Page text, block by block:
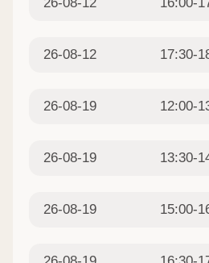
26-08-12 17:30-
26-08-19 12:00-
26-08-19 13:30-
26-08-19 15:00-